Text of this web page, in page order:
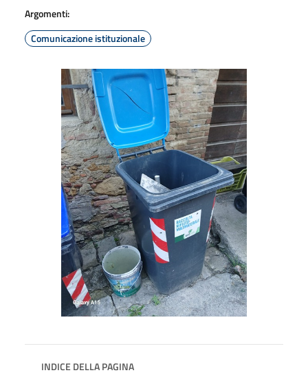
Argomenti:
Comunicazione istituzionale
INDICE DELLA PAGINA